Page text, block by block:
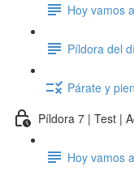
Hoy vamos
Píldora del
Párate y
Píldora 7 | Test |
Hoy vamos